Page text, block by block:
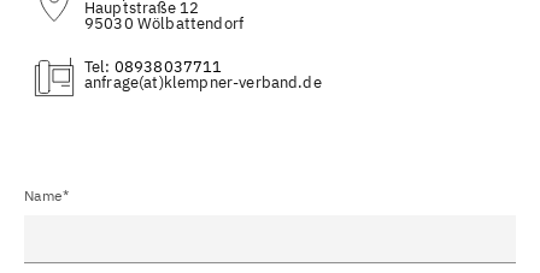
Hauptstraße 12
95030 Wölbattendorf
Tel: 08938037711
(at)
Name*